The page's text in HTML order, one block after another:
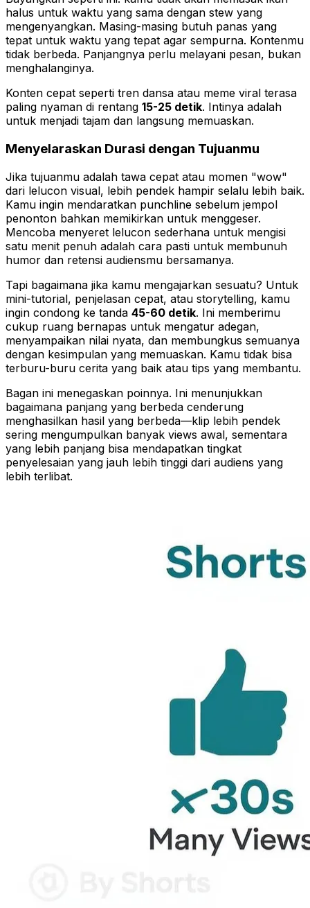
halus untuk waktu yang sama dengan stew yang
mengenyangkan. Masing-masing butuh panas yang
tepat untuk waktu yang tepat agar sempurna. Kontenmu
tidak berbeda. Panjangnya perlu melayani pesan, bukan
menghalanginya.
Konten cepat seperti tren dansa atau meme viral terasa
paling nyaman di rentang 15-25 detik. Intinya adalah
untuk menjadi tajam dan langsung memuaskan.
Menyelaraskan Durasi dengan Tujuanmu
Jika tujuanmu adalah tawa cepat atau momen "wow"
dari lelucon visual, lebih pendek hampir selalu lebih baik.
Kamu ingin mendaratkan punchline sebelum jempol
penonton bahkan memikirkan untuk menggeser.
Mencoba menyeret lelucon sederhana untuk mengisi
satu menit penuh adalah cara pasti untuk membunuh
humor dan retensi audiensmu bersamanya.
Tapi bagaimana jika kamu mengajarkan sesuatu? Untuk
mini-tutorial, penjelasan cepat, atau storytelling, kamu
ingin condong ke tanda 45-60 detik. Ini memberimu
cukup ruang bernapas untuk mengatur adegan,
menyampaikan nilai nyata, dan membungkus semuanya
dengan kesimpulan yang memuaskan. Kamu tidak bisa
terburu-buru cerita yang baik atau tips yang membantu.
Bagan ini menegaskan poinnya. Ini menunjukkan
bagaimana panjang yang berbeda cenderung
menghasilkan hasil yang berbeda—klip lebih pendek
sering mengumpulkan banyak views awal, sementara
yang lebih panjang bisa mendapatkan tingkat
penyelesaian yang jauh lebih tinggi dari audiens yang
lebih terlibat.